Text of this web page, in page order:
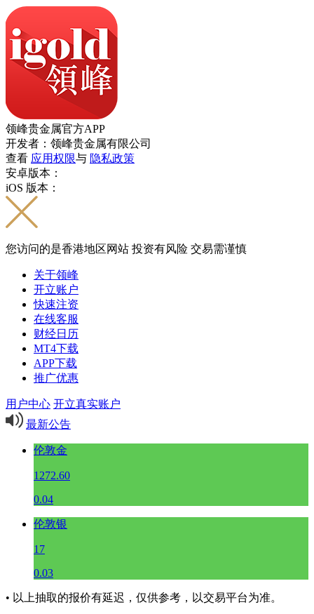
领峰贵金属官方APP
开发者：领峰贵金属有限公司
查看 应用权限与 隐私政策
安卓版本：
iOS 版本：
您访问的是香港地区网站 投资有风险 交易需谨慎
关于领峰
开立账户
快速注资
在线客服
财经日历
MT4下载
APP下载
推广优惠
用户中心 开立真实账户
最新公告
伦敦金
1272.60
0.04
伦敦银
17
0.03
• 以上抽取的报价有延迟，仅供参考，以交易平台为准。